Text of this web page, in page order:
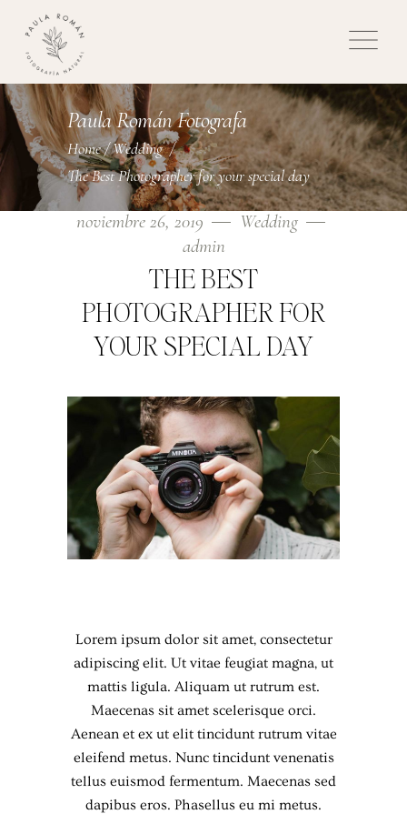
Paula Román Fotografa
Home/Wedding/
The Best Photographer for your special day
noviembre 26, 2019
Wedding
admin
THE BEST
PHOTOGRAPHER FOR
YOUR SPECIAL DAY
Lorem ipsum dolor sit amet, consectetur
adipiscing elit. Ut vitae feugiat magna, ut
mattis ligula. Aliquam ut rutrum est.
Maecenas sit amet scelerisque orci.
Aenean et ex ut elit tincidunt rutrum vitae
eleifend metus. Nunc tincidunt venenatis
tellus euismod fermentum. Maecenas sed
dapibus eros. Phasellus eu mi metus.